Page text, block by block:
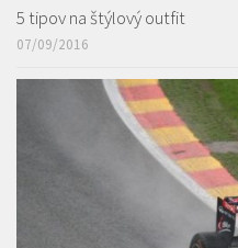
5 tipov na štýlový outfit
07/09/2016